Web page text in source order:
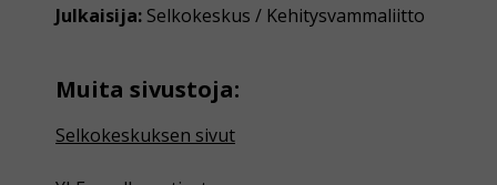
Julkaisija: Selkokeskus / Kehitysvammaliitto
Muita sivustoja:
Selkokeskuksen sivut